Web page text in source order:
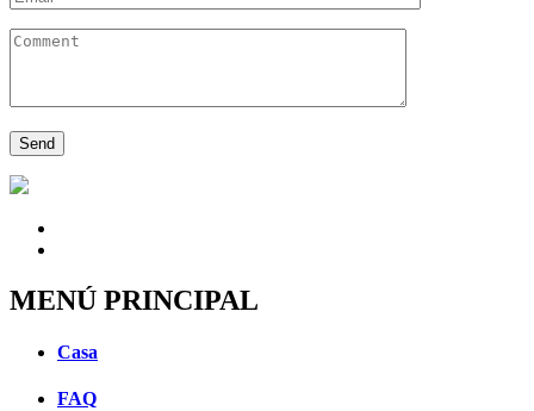
MENÚ PRINCIPAL
Casa
FAQ